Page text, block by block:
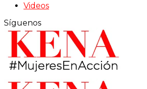
Videos
Síguenos